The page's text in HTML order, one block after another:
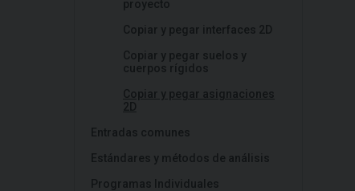
proyecto
Copiar y pegar interfaces 2D
Copiar y pegar suelos y
cuerpos rígidos
Copiar y pegar asignaciones
2D
Entradas comunes
Estándares y métodos de análisis
Programas Individuales